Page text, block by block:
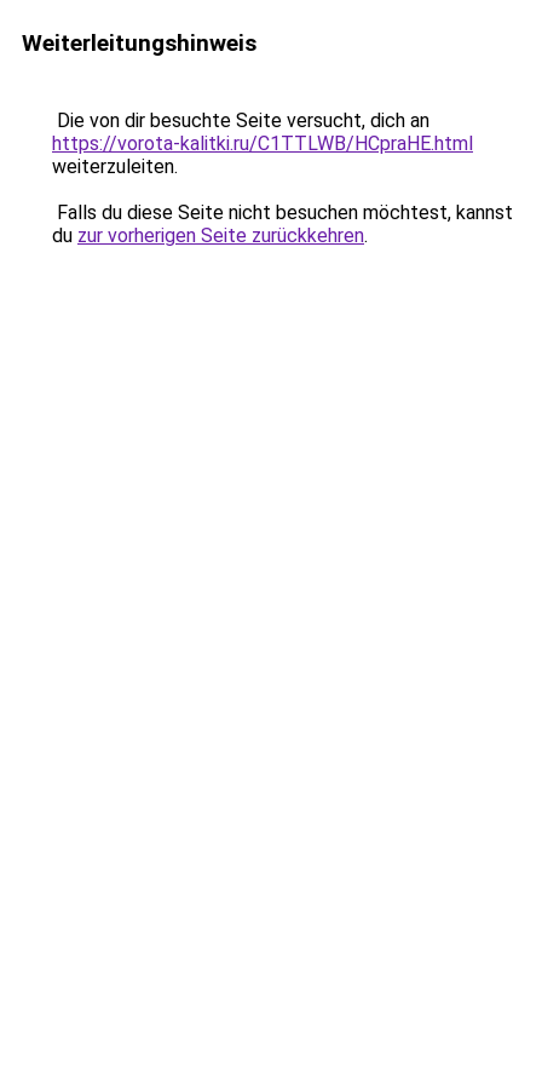
Weiterleitungshinweis
Die von dir besuchte Seite versucht, dich an
https://vorota-kalitki.ru/C1TTLWB/HCpraHE.html
weiterzuleiten.
Falls du diese Seite nicht besuchen möchtest, kannst
du zur vorherigen Seite zurückkehren.